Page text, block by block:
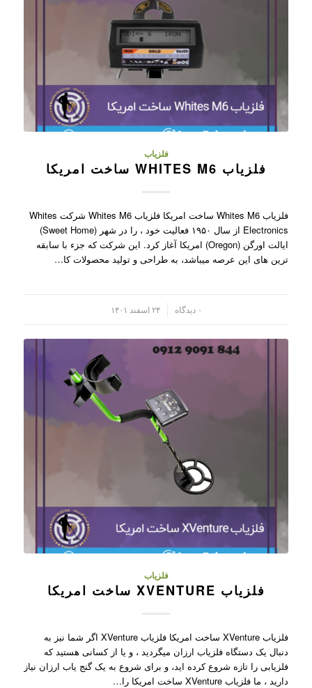
فلزیاب
فلزیاب WHITES M6 ساخت امریکا
فلزیاب Whites M6 ساخت امریکا فلزیاب Whites M6 شرکت Whites
Electronics از سال ۱۹۵۰ فعالیت خود ، را در شهر (Sweet Home)
ایالت اورگن (Oregon) امریکا آغاز کرد. این شرکت که جزء با سابقه
ترین های این عرصه میباشد، به طراحی و تولید محصولات کا…
۰ دیدگاه ۲۴ اسفند ۱۴۰۱
فلزیاب
فلزیاب XVENTURE ساخت امریکا
فلزیاب XVenture ساخت امریکا فلزیاب XVenture اگر شما نیز به
دنبال یک دستگاه فلزیاب ارزان میگردید ، و یا از کسانی هستید که
فلزیابی را تازه شروع کرده اید، و برای شروع به یک گنج یاب ارزان نیاز
دارید ، ما فلزیاب XVenture ساخت امریکا را…